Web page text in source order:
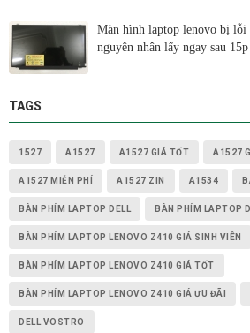
Màn hình laptop lenovo bị lỗi
nguyên nhân lấy ngay sau 15p
TAGS
1527 A1527 A1527 GIÁ TỐT A1527
A1527 MIỄN PHÍ A1527 ZIN A1534
BÀN PHÍM LAPTOP DELL BÀN PHÍM LAPTOP
BÀN PHÍM LAPTOP LENOVO Z410 GIÁ SINH VIÊN
BÀN PHÍM LAPTOP LENOVO Z410 GIÁ TỐT
BÀN PHÍM LAPTOP LENOVO Z410 GIÁ ƯU ĐÃI
DELL VOSTRO